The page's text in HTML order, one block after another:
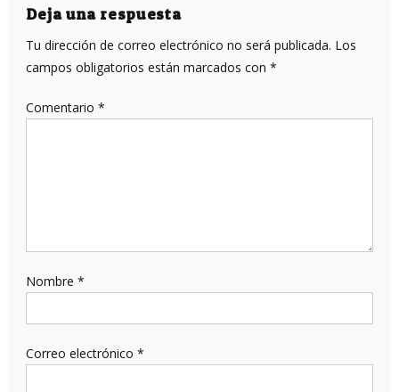
entradas
Deja una respuesta
Tu dirección de correo electrónico no será publicada. Los
campos obligatorios están marcados con *
Comentario *
Nombre *
Correo electrónico *